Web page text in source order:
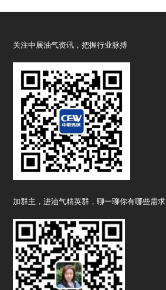
关注中展油气资讯，把握行业脉搏
加群主，进油气精英群，聊一聊你有哪些需求